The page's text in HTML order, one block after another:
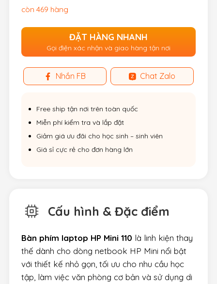
còn 469 hàng
ĐẶT HÀNG NHANH
Gọi điện xác nhận và giao hàng tận nơi
Nhắn FB Chat Zalo
Free ship tận nơi trên toàn quốc
Miễn phí kiểm tra và lắp đặt
Giảm giá ưu đãi cho học sinh – sinh viên
Giá sỉ cực rẻ cho đơn hàng lớn
Cấu hình & Đặc điểm
Bàn phím laptop HP Mini 110 là linh kiện thay
thế dành cho dòng netbook HP Mini nổi bật
với thiết kế nhỏ gọn, tối ưu cho nhu cầu học
tập, làm việc văn phòng cơ bản và sử dụng di